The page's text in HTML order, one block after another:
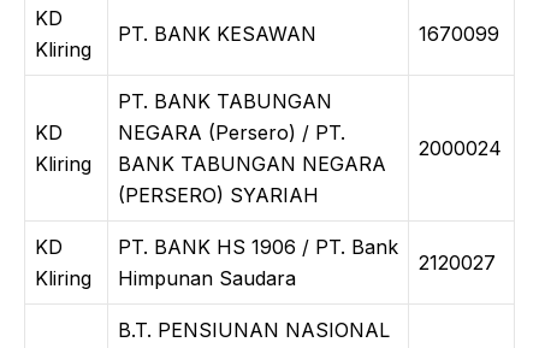
KD
Kliring
PT. BANK KESAWAN 1670099
KD
Kliring
PT. BANK TABUNGAN
NEGARA (Persero) / PT.
BANK TABUNGAN NEGARA
(PERSERO) SYARIAH
2000024
KD
Kliring
PT. BANK HS 1906 / PT. Bank
Himpunan Saudara
2120027
B.T. PENSIUNAN NASIONAL